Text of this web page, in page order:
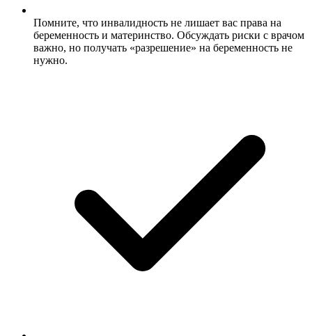
Помните, что инвалидность не лишает вас права на
беременность и материнство. Обсуждать риски с врачом
важно, но получать «разрешение» на беременность не
нужно.